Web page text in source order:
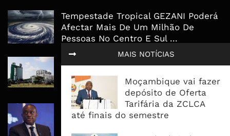
MAIS NOTÍCIAS
Moçambique vai fazer
depósito de Oferta
Tarifária da ZCLCA
até finais do semestre
Tempestade Tropical GEZANI Poderá
Afectar Mais De Um Milhão De
Pessoas No Centro E Sul ...
para a Mozal após suspensão das
operações
CEO do Standard Bank pede ao
Governo que “saia do caminho” e
facilite os negócios